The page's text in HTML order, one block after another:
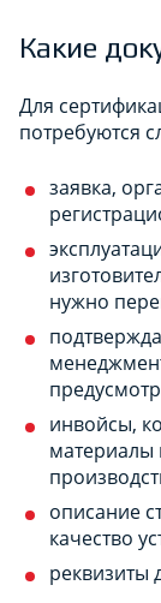
Какие
Для
потребуются
заявка,
нужно
инвойсы,
материалы
описание
качество
реквизиты